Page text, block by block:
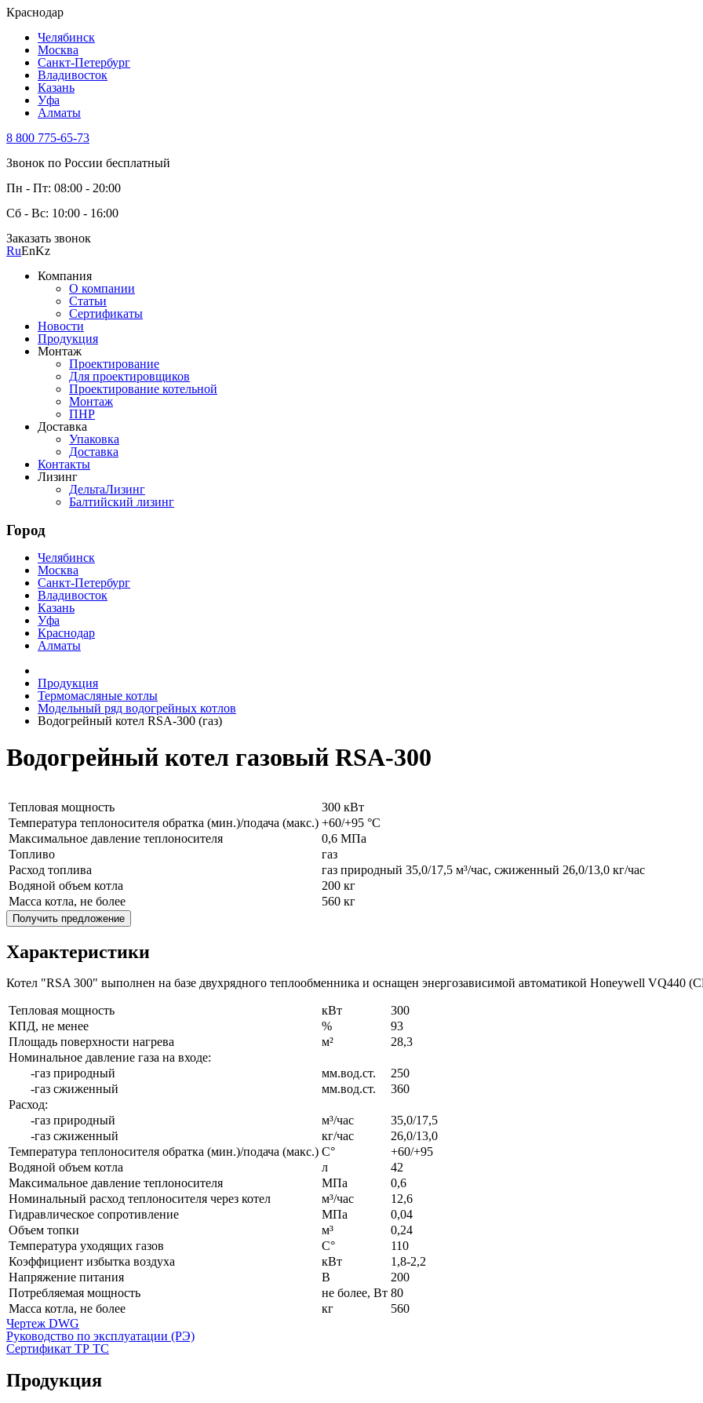
Краснодар
Челябинск
Москва
Санкт-Петербург
Владивосток
Казань
Уфа
Алматы
8 800 775-65-73
Звонок по России бесплатный
Пн - Пт: 08:00 - 20:00
Сб - Вс: 10:00 - 16:00
Заказать звонок
RuEnKz
Компания
О компании
Статьи
Сертификаты
Новости
Продукция
Монтаж
Проектирование
Для проектировщиков
Проектирование котельной
Монтаж
ПНР
Доставка
Упаковка
Доставка
Контакты
Лизинг
ДельтаЛизинг
Балтийский лизинг
Город
Челябинск
Москва
Санкт-Петербург
Владивосток
Казань
Уфа
Краснодар
Алматы
Продукция
Термомасляные котлы
Модельный ряд водогрейных котлов
Водогрейный котел RSA-300 (газ)
Водогрейный котел газовый RSA-300
Тепловая мощность
300 кВт
Температура теплоносителя обратка (мин.)/подача (макс.) +60/+95 °C
Максимальное давление теплоносителя
0,6 МПа
Топливо
газ
Расход топлива
газ природный 35,0/17,5 м³/час, сжиженный 26,0/13,0 кг/час
Водяной объем котла
200 кг
Масса котла, не более
560 кг
Получить предложение
Характеристики
Котел "RSA 300" выполнен на базе двухрядного теплообменника и оснащен энергозависимой автоматикой Honeywell VQ440
Тепловая мощность кВт
300
КПД, не менее
%
93
Площадь поверхности нагрева
м²
28,3
Номинальное давление газа на входе:
-газ природный
мм.вод.ст.
250
-газ сжиженный
мм.вод.ст.
360
Расход:
-газ природный
м³/час
35,0/17,5
-газ сжиженный
кг/час
26,0/13,0
Температура теплоносителя обратка (мин.)/подача (макс.) С°
+60/+95
Водяной объем котла
л
42
Максимальное давление теплоносителя
МПа
0,6
Номинальный расход теплоносителя через котел
м³/час
12,6
Гидравлическое сопротивление
МПа
0,04
Объем топки
м³
0,24
Температура уходящих газов
С°
110
Коэффициент избытка воздуха
кВт
1,8-2,2
Напряжение питания
В
200
Потребляемая мощность
не более, Вт 80
Масса котла, не более
кг
560
Чертеж DWG
Руководство по эксплуатации (РЭ)
Сертификат ТР ТС
Продукция